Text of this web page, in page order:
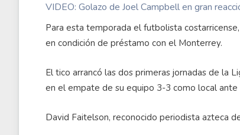
VIDEO: Golazo de Joel Campbell en gran
Para esta temporada el futbolista
en condición de préstamo con el Monterrey.
El tico arrancó las dos primeras jornadas de la
en el empate de su equipo 3-3 como local ante
David Faitelson, reconocido periodista azteca